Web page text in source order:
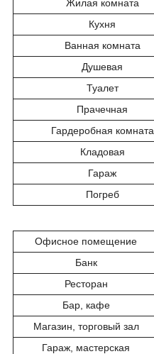
Жилая комната
Кухня
Ванная комната
Душевая
Туалет
Прачечная
Гардеробная комната
Кладовая
Гараж
Погреб
Офисное помещение
Банк
Ресторан
Бар, кафе
Магазин, торговый зал
Гараж, мастерская